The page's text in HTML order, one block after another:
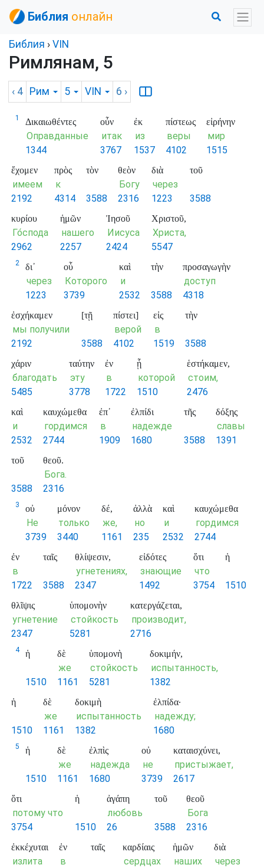
Библия онлайн
Библия › VIN
Римлянам, 5
‹ 4 Рим 5 VIN 6 ›
1 Δικαιωθέντες
Оправданные
1344
οὖν
итак
3767
ἐκ
из
1537
πίστεως
веры
4102
εἰρήνην
мир
1515
ἔχομεν
имеем
2192
πρὸς
к
4314
τὸν
3588
θεὸν
Богу
2316
διὰ
через
1223
τοῦ
3588
κυρίου
Го́спода
2962
ἡμῶν
нашего
2257
Ἰησοῦ
Иисуса
2424
Χριστοῦ,
Христа,
5547
2 δι᾽
через
1223
οὗ
Которого
3739
καὶ
и
2532
τὴν
3588
προσαγωγὴν
доступ
4318
ἐσχήκαμεν
мы получили
2192
[τῇ
3588
πίστει]
верой
4102
εἰς
в
1519
τὴν
3588
χάριν
благодать
5485
ταύτην
эту
3778
ἐν
в
1722
ᾗ
которой
1510
ἑστήκαμεν,
стоим,
2476
καὶ
и
2532
καυχώμεθα
гордимся
2744
ἐπ᾽
в
1909
ἐλπίδι
надежде
1680
τῆς
3588
δόξης
славы
1391
τοῦ
3588
θεοῦ.
Бога.
2316
3 οὐ
Не
3739
μόνον
только
3440
δέ,
же,
1161
ἀλλὰ
но
235
καὶ
и
2532
καυχώμεθα
гордимся
2744
ἐν
в
1722
ταῖς
3588
θλίψεσιν,
угнетениях,
2347
εἰδότες
знающие
1492
ὅτι
что
3754
ἡ
1510
θλῖψις
угнетение
2347
ὑπομονὴν
стойкость
5281
κατεργάζεται,
производит,
2716
4 ἡ
1510
δὲ
же
1161
ὑπομονὴ
стойкость
5281
δοκιμήν,
испытанность,
1382
ἡ
1510
δὲ
же
1161
δοκιμὴ
испытанность
1382
ἐλπίδα·
надежду;
1680
5 ἡ
1510
δὲ
же
1161
ἐλπὶς
надежда
1680
οὐ
не
3739
καταισχύνει,
пристыжает,
2617
ὅτι
потому что
3754
ἡ
1510
ἀγάπη
любовь
26
τοῦ
3588
θεοῦ
Бога
2316
ἐκκέχυται
излита
ἐν
в
ταῖς καρδίαις
сердцах
ἡμῶν
наших
διὰ
через